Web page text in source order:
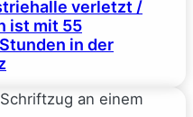
verletzt /
ist mit 55
in der